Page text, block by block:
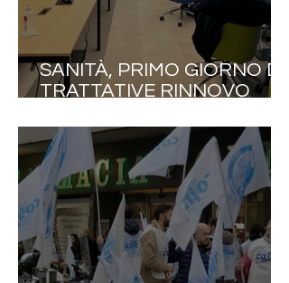
SANITÀ, PRIMO GIORNO DI
TRATTATIVE RINNOVO
UP : “SERVONO SCELTE
NETTE. RICONOSCERE
RESPONSABILITÀ E
VALORE DI CHI TIENE IN
PIEDI IL SSN”.